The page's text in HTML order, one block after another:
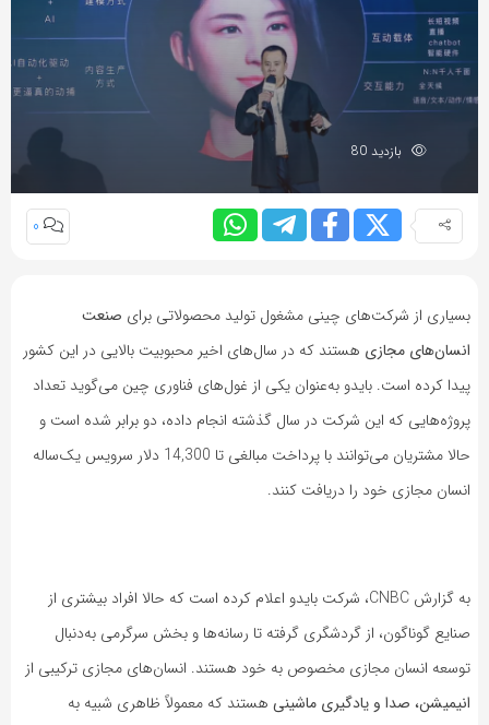
بازدید 80
0
بسیاری از شرکت‌های چینی مشغول تولید محصولاتی برای صنعت
انسان‌های مجازی هستند که در سال‌های اخیر محبوبیت بالایی در این کشور
پیدا کرده است. بایدو به‌عنوان یکی از غول‌های فناوری چین می‌گوید تعداد
پروژه‌هایی که این شرکت در سال گذشته انجام داده، دو برابر شده است و
حالا مشتریان می‌توانند با پرداخت مبالغی تا 14,300 دلار سرویس یک‌ساله
انسان مجازی خود را دریافت کنند.
به گزارش CNBC، شرکت بایدو اعلام کرده است که حالا افراد بیشتری از
صنایع گوناگون، از گردشگری گرفته تا رسانه‌ها و بخش سرگرمی به‌دنبال
توسعه انسان مجازی مخصوص به خود هستند. انسان‌های مجازی ترکیبی از
انیمیشن، صدا و یادگیری ماشینی‌ هستند که معمولاً ظاهری شبیه به